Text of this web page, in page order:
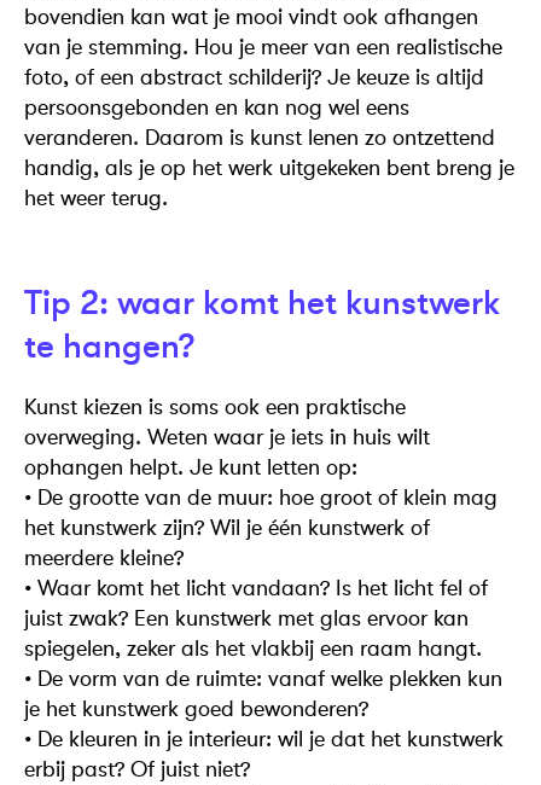
bovendien kan wat je mooi vindt ook afhangen
van je stemming. Hou je meer van een realistische
foto, of een abstract schilderij? Je keuze is altijd
persoonsgebonden en kan nog wel eens
veranderen. Daarom is kunst lenen zo ontzettend
handig, als je op het werk uitgekeken bent breng je
het weer terug.
Tip 2: waar komt het kunstwerk
te hangen?
Kunst kiezen is soms ook een praktische
overweging. Weten waar je iets in huis wilt
ophangen helpt. Je kunt letten op:
• De grootte van de muur: hoe groot of klein mag
het kunstwerk zijn? Wil je één kunstwerk of
meerdere kleine?
• Waar komt het licht vandaan? Is het licht fel of
juist zwak? Een kunstwerk met glas ervoor kan
spiegelen, zeker als het vlakbij een raam hangt.
• De vorm van de ruimte: vanaf welke plekken kun
je het kunstwerk goed bewonderen?
• De kleuren in je interieur: wil je dat het kunstwerk
erbij past? Of juist niet?